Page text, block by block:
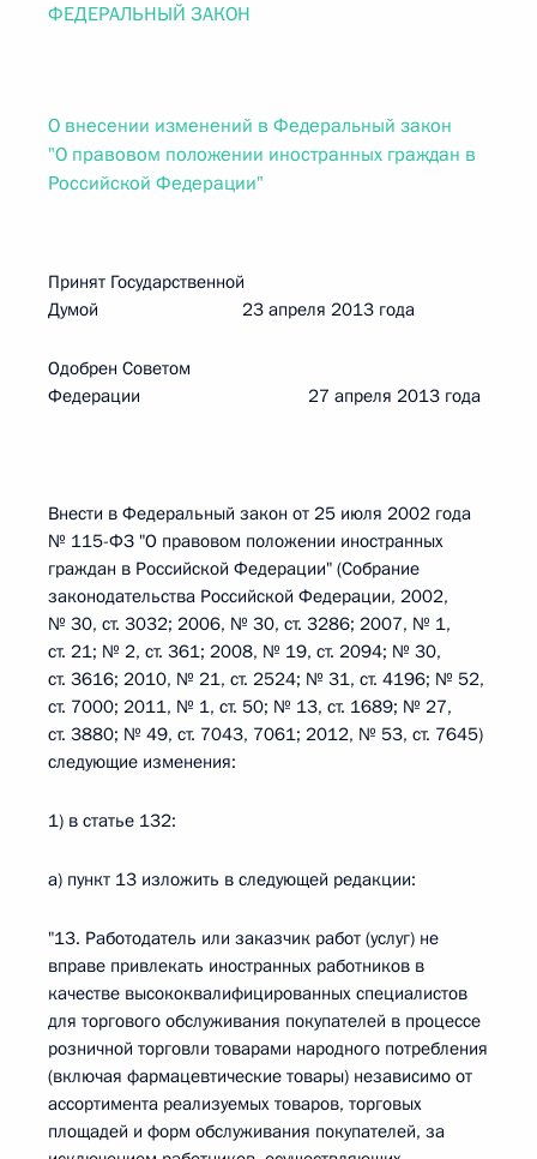
ФЕДЕРАЛЬНЫЙ ЗАКОН
О внесении изменений в Федеральный закон
"О правовом положении иностранных граждан в
Российской Федерации"
Принят Государственной
Думой 23 апреля 2013 года
Одобрен Советом
Федерации 27 апреля 2013 года
Внести в Федеральный закон от 25 июля 2002 года
№ 115-ФЗ "О правовом положении иностранных
граждан в Российской Федерации" (Собрание
законодательства Российской Федерации, 2002,
№ 30, ст. 3032; 2006, № 30, ст. 3286; 2007, № 1,
ст. 21; № 2, ст. 361; 2008, № 19, ст. 2094; № 30,
ст. 3616; 2010, № 21, ст. 2524; № 31, ст. 4196; № 52,
ст. 7000; 2011, № 1, ст. 50; № 13, ст. 1689; № 27,
ст. 3880; № 49, ст. 7043, 7061; 2012, № 53, ст. 7645)
следующие изменения:
1) в статье 132:
а) пункт 13 изложить в следующей редакции:
"13. Работодатель или заказчик работ (услуг) не
вправе привлекать иностранных работников в
качестве высококвалифицированных специалистов
для торгового обслуживания покупателей в процессе
розничной торговли товарами народного потребления
(включая фармацевтические товары) независимо от
ассортимента реализуемых товаров, торговых
площадей и форм обслуживания покупателей, за